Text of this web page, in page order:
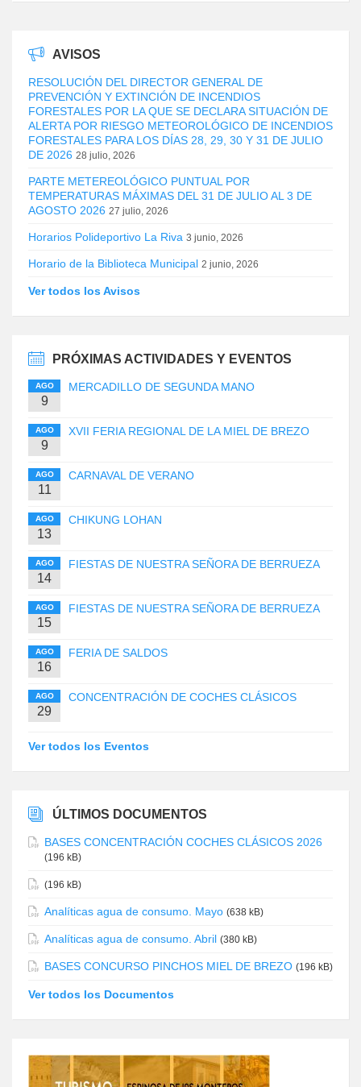
AVISOS
RESOLUCIÓN DEL DIRECTOR GENERAL DE
PREVENCIÓN Y EXTINCIÓN DE INCENDIOS
FORESTALES POR LA QUE SE DECLARA SITUACIÓN DE
ALERTA POR RIESGO METEOROLÓGICO DE INCENDIOS
FORESTALES PARA LOS DÍAS 28, 29, 30 Y 31 DE JULIO
DE 2026 28 julio, 2026
PARTE METEREOLÓGICO PUNTUAL POR
TEMPERATURAS MÁXIMAS DEL 31 DE JULIO AL 3 DE
AGOSTO 2026 27 julio, 2026
Horarios Polideportivo La Riva 3 junio, 2026
Horario de la Biblioteca Municipal 2 junio, 2026
Ver todos los Avisos
PRÓXIMAS ACTIVIDADES Y EVENTOS
AGO
9
MERCADILLO DE SEGUNDA MANO
AGO
9
XVII FERIA REGIONAL DE LA MIEL DE BREZO
AGO
11
CARNAVAL DE VERANO
AGO
13
CHIKUNG LOHAN
AGO
14
FIESTAS DE NUESTRA SEÑORA DE BERRUEZA
AGO
15
FIESTAS DE NUESTRA SEÑORA DE BERRUEZA
AGO
16
FERIA DE SALDOS
AGO
29
CONCENTRACIÓN DE COCHES CLÁSICOS
Ver todos los Eventos
ÚLTIMOS DOCUMENTOS
BASES CONCENTRACIÓN COCHES CLÁSICOS 2026
(196 kB)
(196 kB)
Analíticas agua de consumo. Mayo (638 kB)
Analíticas agua de consumo. Abril (380 kB)
BASES CONCURSO PINCHOS MIEL DE BREZO (196 kB)
Ver todos los Documentos